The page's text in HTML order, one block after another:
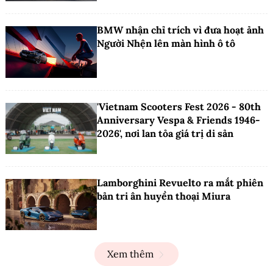
BMW nhận chỉ trích vì đưa hoạt ảnh
Người Nhện lên màn hình ô tô
'Vietnam Scooters Fest 2026 - 80th
Anniversary Vespa & Friends 1946-
2026', nơi lan tỏa giá trị di sản
Lamborghini Revuelto ra mắt phiên
bản tri ân huyền thoại Miura
Xem thêm